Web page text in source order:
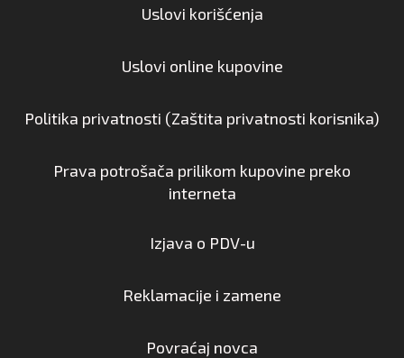
Uslovi korišćenja
Uslovi online kupovine
Politika privatnosti (Zaštita privatnosti korisnika)
Prava potrošača prilikom kupovine preko
interneta
Izjava o PDV-u
Reklamacije i zamene
Povraćaj novca